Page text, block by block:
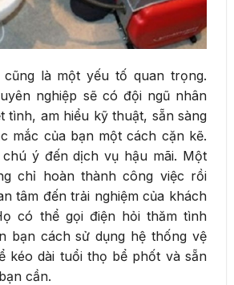
là một yếu tố quan trọng.
nghiệp sẽ có đội ngũ nhân
tình, am hiểu kỹ thuật, sẵn sàng
mắc của bạn một cách cặn kẽ.
ý đến dịch vụ hậu mãi. Một
chỉ hoàn thành công việc rồi
tâm đến trải nghiệm của khách
có thể gọi điện hỏi thăm tình
bạn cách sử dụng hệ thống vệ
kéo dài tuổi thọ bể phốt và sẵn
cần.